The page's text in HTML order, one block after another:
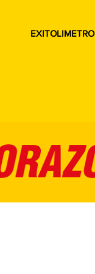
EXITOLIMETRO